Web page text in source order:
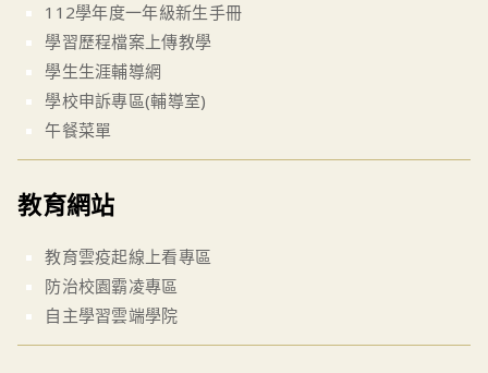
112學年度一年級新生手冊
學習歷程檔案上傳教學
學生生涯輔導網
學校申訴專區(輔導室)
午餐菜單
教育網站
教育雲疫起線上看專區
防治校園霸凌專區
自主學習雲端學院